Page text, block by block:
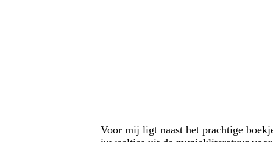
Voor mij ligt naast het prachtige